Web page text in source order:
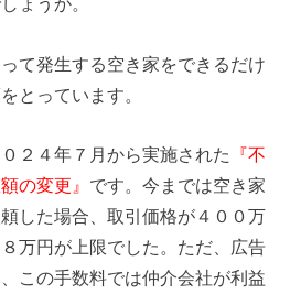
て発生する空き家をできるだけ
とっています。
２４年７月から実施された
『不
の変更』 です。今までは空き家
した場合、取引価格が４００万
万円が上限でした。ただ、広告
この手数料では仲介会社が利益